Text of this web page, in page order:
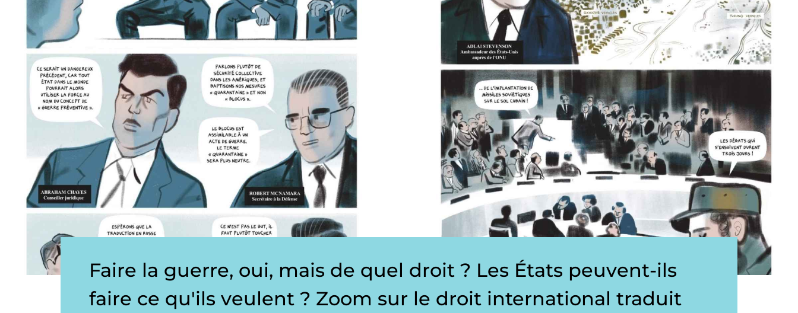
Faire la guerre, oui, mais de quel droit ? Les États peuvent-ils
faire ce qu'ils veulent ? Zoom sur le droit international traduit